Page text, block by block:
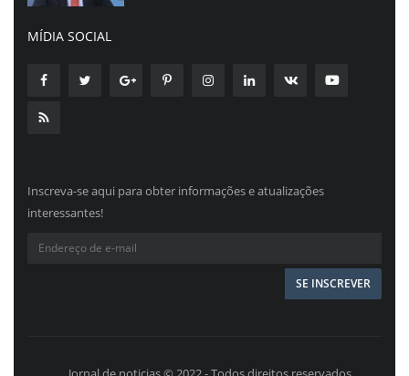
MÍDIA SOCIAL
Inscreva-se aqui para obter informações e atualizações
interessantes!